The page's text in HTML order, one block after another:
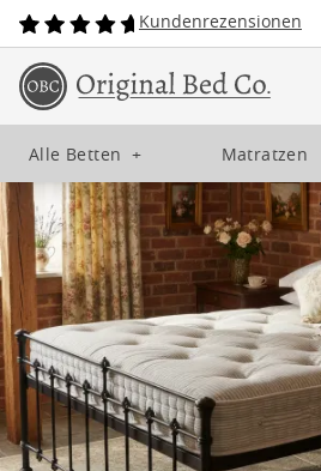
Kundenrezensionen
Alle Betten + Matratzen